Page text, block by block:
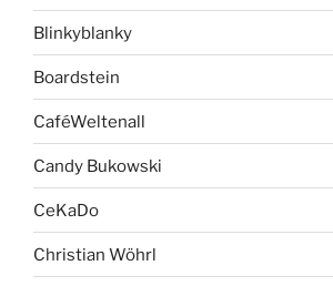
Blinkyblanky
Boardstein
CaféWeltenall
Candy Bukowski
CeKaDo
Christian Wöhrl